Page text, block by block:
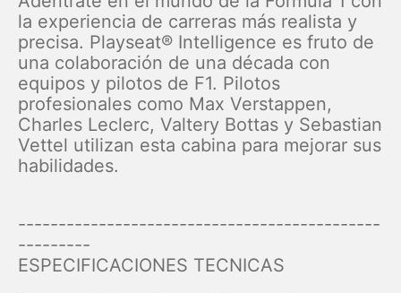
la experiencia de carreras más realista y
precisa. Playseat® Intelligence es fruto de
una colaboración de una década con
equipos y pilotos de F1. Pilotos
profesionales como Max Verstappen,
Charles Leclerc, Valtery Bottas y Sebastian
Vettel utilizan esta cabina para mejorar sus
habilidades.
---------------------------------------------
---------
ESPECIFICACIONES TECNICAS